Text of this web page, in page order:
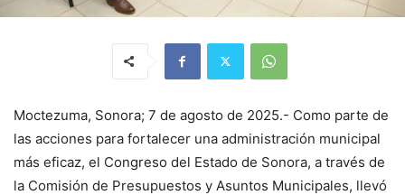
Moctezuma, Sonora; 7 de agosto de 2025.- Como parte de
las acciones para fortalecer una administración municipal
más eficaz, el Congreso del Estado de Sonora, a través de
la Comisión de Presupuestos y Asuntos Municipales, llevó